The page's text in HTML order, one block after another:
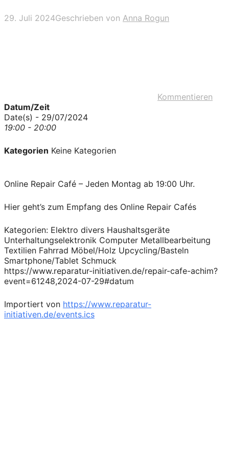
29. Juli 2024Geschrieben von Anna Rogun
Kommentieren
Datum/Zeit
Date(s) - 29/07/2024
19:00 - 20:00
Kategorien Keine Kategorien
Online Repair Café – Jeden Montag ab 19:00 Uhr.
Hier geht’s zum Empfang des Online Repair Cafés
Kategorien: Elektro divers Haushaltsgeräte
Unterhaltungselektronik Computer Metallbearbeitung
Textilien Fahrrad Möbel/Holz Upcycling/Basteln
Smartphone/Tablet Schmuck
https://www.reparatur-initiativen.de/repair-cafe-achim?
event=61248,2024-07-29#datum
Importiert von https://www.reparatur-
initiativen.de/events.ics